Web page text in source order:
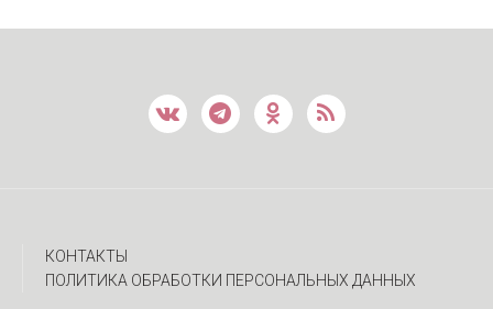
КОНТАКТЫ
ПОЛИТИКА ОБРАБОТКИ ПЕРСОНАЛЬНЫХ ДАННЫХ